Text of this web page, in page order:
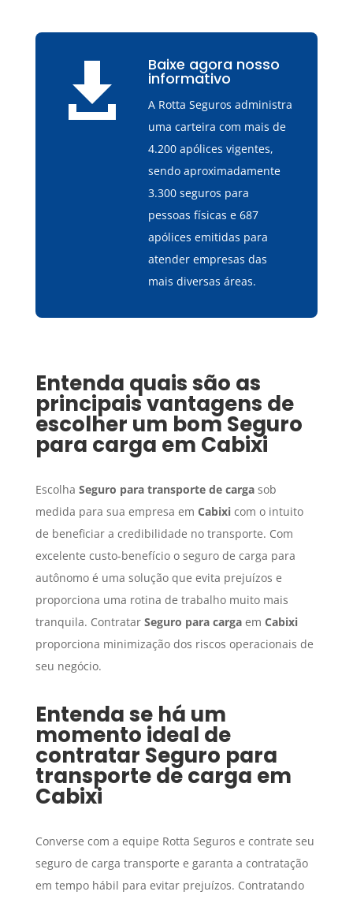
 Baixe agora nosso
informativo
A Rotta Seguros administra
uma carteira com mais de
4.200 apólices vigentes,
sendo aproximadamente
3.300 seguros para
pessoas físicas e 687
apólices emitidas para
atender empresas das
mais diversas áreas.
Entenda quais são as
principais vantagens de
escolher um bomSeguro
para carga em Cabixi
Escolha Seguro para transporte de cargasob
medida para sua empresa em Cabixicom o intuito
de beneficiar a credibilidade no transporte. Com
excelente custo-benefício o seguro de carga para
autônomo é uma solução que evita prejuízos e
proporciona uma rotina de trabalho muito mais
tranquila. Contratar Seguro para cargaem Cabixi
proporciona minimização dos riscos operacionais de
seu negócio.
Entenda se há um
momento ideal de
contratar Seguro para
transporte de carga em
Cabixi
Converse com a equipe Rotta Seguros e contrate seu
seguro de carga transporte e garanta a contratação
em tempo hábil para evitar prejuízos. Contratando